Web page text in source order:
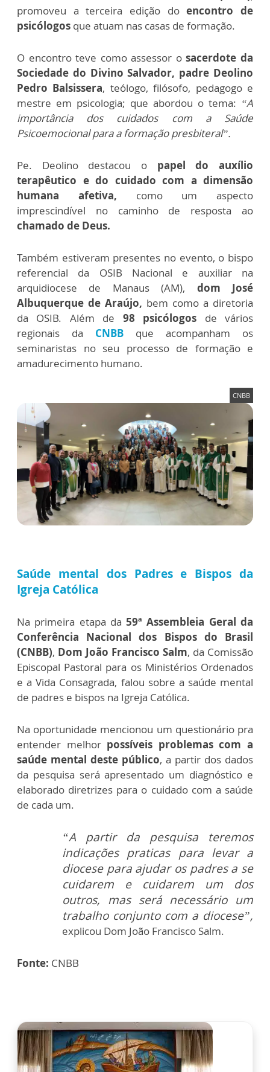
promoveu a terceira edição doencontro de
psicólogos que atuam nas casas de formação.
O encontro teve como assessor osacerdote da
Sociedade do Divino Salvador, padre Deolino
Pedro Balsissera, teólogo, filósofo, pedagogo e
mestre em psicologia; que abordou o tema: “A
importância dos cuidados com a Saúde
Psicoemocional para a formação presbiteral”.
Pe. Deolino destacou o papel do auxílio
terapêutico e do cuidado com a dimensão
humana afetiva, como um aspecto
imprescindível no caminho de resposta ao
chamado de Deus.
Também estiveram presentes no evento, o bispo
referencial da OSIB Nacional e auxiliar na
arquidiocese de Manaus (AM), dom José
Albuquerque de Araújo, bem como a diretoria
da OSIB. Além de 98 psicólogos de vários
regionais da CNBB que acompanham os
seminaristas no seu processo de formação e
amadurecimento humano.
CNBB
Saúde mental dos Padres e Bispos da
Igreja Católica
Na primeira etapa da59ª Assembleia Geral da
Conferência Nacional dos Bispos do Brasil
(CNBB), Dom João Francisco Salm, da Comissão
Episcopal Pastoral para os Ministérios Ordenados
e a Vida Consagrada, falou sobre a saúde mental
de padres e bispos na Igreja Católica.
Na oportunidade mencionou um questionário pra
entender melhor possíveis problemas com a
saúde mental deste público, a partir dos dados
da pesquisa será apresentado um diagnóstico e
elaborado diretrizes para o cuidado com a saúde
de cada um.
“A partir da pesquisa teremos
indicações praticas para levar a
diocese para ajudar os padres a se
cuidarem e cuidarem um dos
outros, mas será necessário um
trabalho conjunto com a diocese”,
explicou Dom João Francisco Salm.
Fonte: CNBB